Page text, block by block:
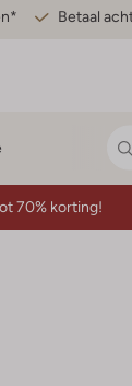
Betaal
70% korting!